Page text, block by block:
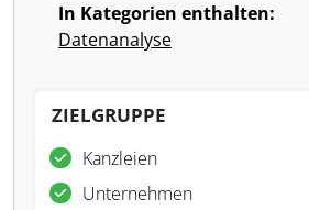
In Kategorien enthalten:
Datenanalyse
ZIELGRUPPE
Kanzleien
Unternehmen